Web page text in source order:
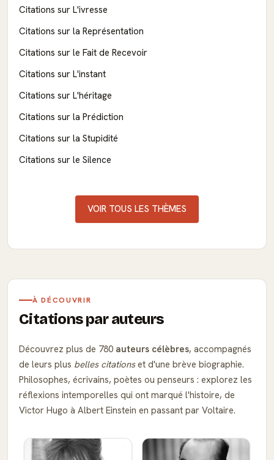
Citations sur L'ivresse
Citations sur la Représentation
Citations sur le Fait de Recevoir
Citations sur L'instant
Citations sur L'héritage
Citations sur la Prédiction
Citations sur la Stupidité
Citations sur le Silence
VOIR TOUS LES THÈMES
À DÉCOUVRIR
Citations par auteurs
Découvrez plus de 780 auteurs célèbres, accompagnés
de leurs plus belles citationset d'une brève biographie.
Philosophes, écrivains, poètes ou penseurs : explorez les
réflexions intemporelles qui ont marqué l'histoire, de
Victor Hugo à Albert Einstein en passant par Voltaire.